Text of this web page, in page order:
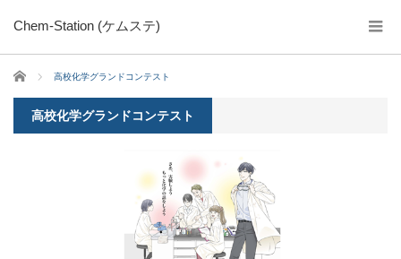
Chem-Station (ケムステ)
ホーム 高校化学グランドコンテスト
高校化学グランドコンテスト